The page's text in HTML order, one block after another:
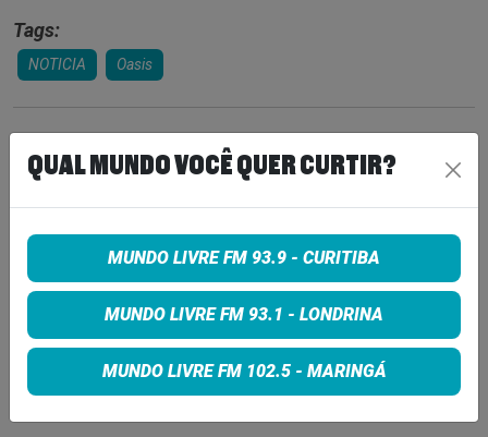
Tags:
NOTICIA Oasis
COMPARTILHE
Share on Twitter
QUAL MUNDO VOCÊ QUER CURTIR?
MUNDO LIVRE FM 93.9 - CURITIBA
MUNDO LIVRE FM 93.1 - LONDRINA
MUNDO LIVRE FM 102.5 - MARINGÁ